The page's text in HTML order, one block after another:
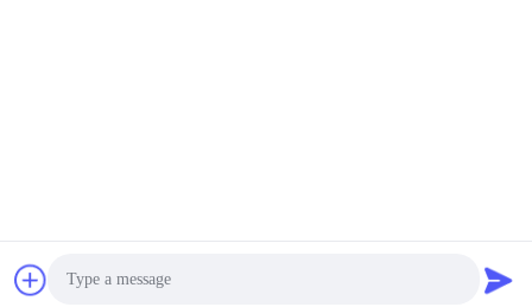
Haida Equipment Co., Ltd. ทั้งหมด สิทธิพิเศษ